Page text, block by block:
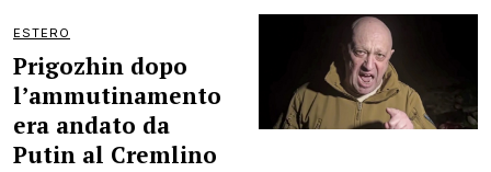
ESTERO
Prigozhin dopo
l’ammutinamento
era andato da
Putin al Cremlino